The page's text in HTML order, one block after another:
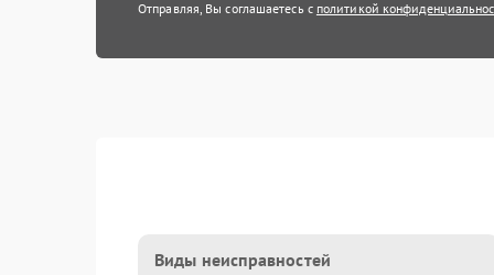
Отправляя, Вы соглашаетесь с политикой
Виды неисправностей